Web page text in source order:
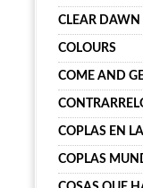
CLEAR DAWN
COLOURS
COME AND
COPLAS EN
COPLAS